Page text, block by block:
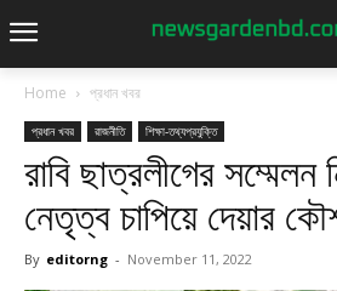
Home প্রধান খবর
প্রধান খবর রাজনীতি শিক্ষা-তথ্যপ্রযুক্তি
রাবি ছাত্রলীগের সম্মেলন
নেতৃত্ব চাপিয়ে দেয়ার
By editorng - November 11, 2022